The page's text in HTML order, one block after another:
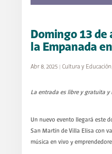
Domingo 13 de
la Empanada
Abr 8, 2025| Cultura y Educación
La entrada es libre y gratuita
Un nuevo evento llegará este
San Martín de Villa Elisa con
música en vivo y